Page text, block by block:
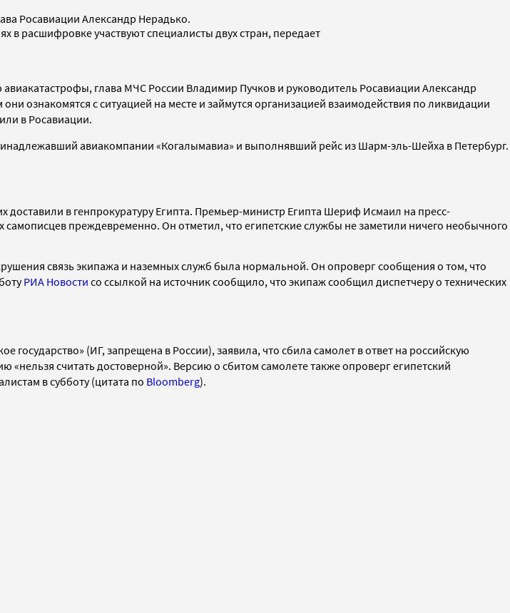
Росавиации Александр Нерадько.
в расшифровке участвуют специалисты двух стран, передает
глава МЧС России Владимир Пучков и руководитель Росавиации Александр
ознакомятся с ситуацией на месте и займутся организацией взаимодействия по ликвидации
в Росавиации.
авиакомпании «Когалымавиа» и выполнявший рейс из Шарм-эль-Шейха в Петербург.
в генпрокуратуру Египта. Премьер-министр Египта Шериф Исмаил на пресс-
преждевременно. Он отметил, что египетские службы не заметили ничего необычного
связь экипажа и наземных служб была нормальной. Он опроверг сообщения о том, что
РИА Новости со ссылкой на источник сообщило, что экипаж сообщил диспетчеру о технических
государство» (ИГ, запрещена в России), заявила, что сбила самолет вответ на российскую
«нельзя считать достоверной». Версию о сбитом самолете также опроверг египетский
в субботу (цитата по Bloomberg).